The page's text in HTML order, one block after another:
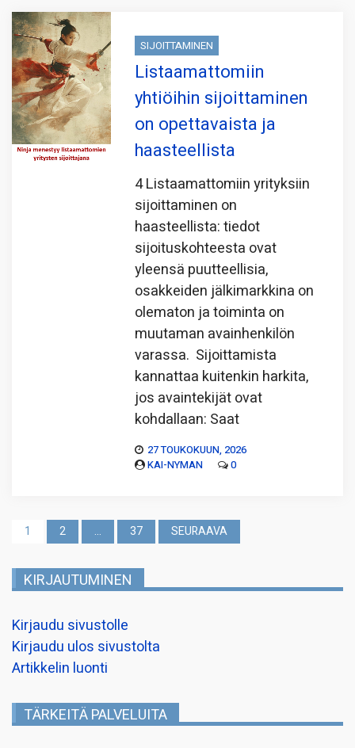
SIJOITTAMINEN
Listaamattomiin
yhtiöihin sijoittaminen
on opettavaista ja
haasteellista
4 Listaamattomiin yrityksiin
sijoittaminen on
haasteellista: tiedot
sijoituskohteesta ovat
yleensä puutteellisia,
osakkeiden jälkimarkkina on
olematon ja toiminta on
muutaman avainhenkilön
varassa. Sijoittamista
kannattaa kuitenkin harkita,
jos avaintekijät ovat
kohdallaan: Saat
27 TOUKOKUUN, 2026
KAI-NYMAN
0
Artikkelien
sivutus
1 2 … 37 SEURAAVA
KIRJAUTUMINEN
Kirjaudu sivustolle
Kirjaudu ulos sivustolta
Artikkelin luonti
TÄRKEITÄ PALVELUITA